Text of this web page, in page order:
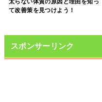
太らない体質の原因と理由を知っ
て改善策を見つけよう！
スポンサーリンク